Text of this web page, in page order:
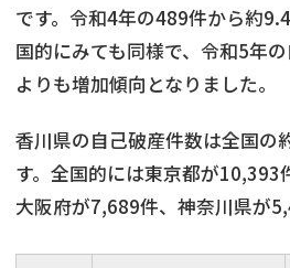
です。令和4年の489件から約
国的にみても同様で、令和5年
よりも増加傾向となりました。
香川県の自己破産件数は全国の
す。全国的には東京都が10,393
大阪府が7,689件、神奈川県が